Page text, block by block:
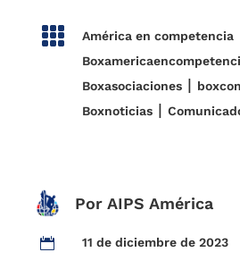
 América en competencia
Boxasociaciones|
Boxnoticias|
Por AIPS América
 11 de diciembre de 2023